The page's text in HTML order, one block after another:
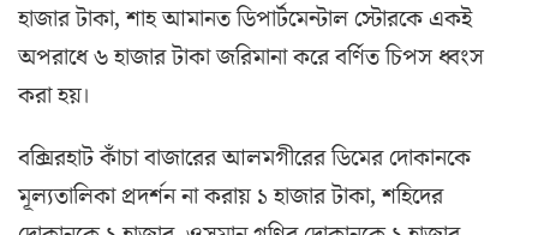
হাজার টাকা, শাহ আমানত ডিপার্টমেন্টাল স্টোর‌কে একই
অপরা‌ধে ৬ হাজার টাকা জ‌রিমানা ক‌রে ব‌র্ণিত চিপস ধ্বংস
করা হয়।
বক্সিরহাট কাঁচা বাজারের আলমগীরের ডিমের দোকানকে
মূল্যতালিকা প্রদর্শন না করায় ১ হাজার টাকা, শ‌হি‌দের